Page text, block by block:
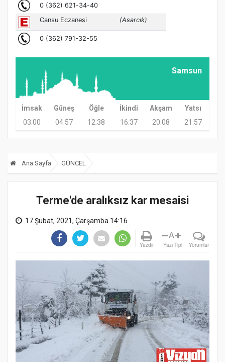
Samsun
İmsak Güneş Öğle İkindi Akşam
Yatsı
03:00
04:57 12:38 16:37 20:08 21:57
Ana Sayfa GÜNCEL
Terme'de aralıksız kar mesaisi
17 Şubat, 2021, Çarşamba 14:16
Yazdır
A
Yazı Tipi Yorumlar